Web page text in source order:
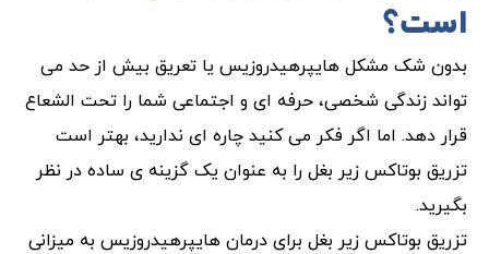
است؟
بدون شک مشکل هایپرهیدروزیس یا تعریق بیش از حد می
تواند زندگی شخصی، حرفه ای و اجتماعی شما را تحت الشعاع
قرار دهد. اما اگر فکر می کنید چاره ای ندارید، بهتر است
تزریق بوتاکس زیر بغل را به عنوان یک گزینه ی ساده در نظر
بگیرید.
تزریق بوتاکس زیر بغل برای درمان هایپرهیدروزیس به میزانی